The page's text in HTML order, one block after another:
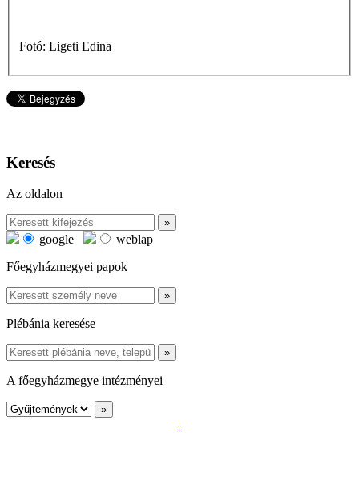
Fotó: Ligeti Edina
Keresés
Az oldalon
google
weblap
Főegyházmegyei papok
Plébánia keresése
A főegyházmegye intézményei